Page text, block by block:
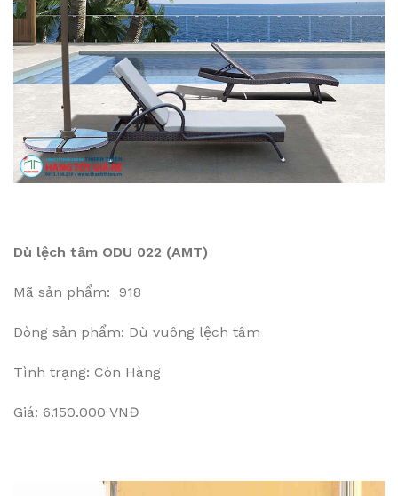
Dù lệch tâm ODU 022 (AMT)
Mã sản phẩm: 918
Dòng sản phẩm: Dù vuông lệch tâm
Tình trạng: Còn Hàng
Giá: 6.150.000 VNĐ